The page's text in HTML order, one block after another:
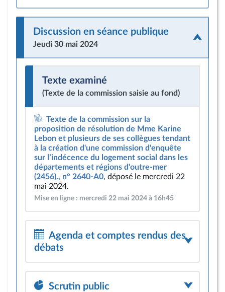
Discussion en séance publique
Jeudi 30 mai 2024
Texte examiné
(Texte de la commission saisie au fond)
Texte de la commission sur la
proposition de résolution de Mme Karine
Lebon et plusieurs de ses collègues tendant
à la création d'une commission d'enquête
sur l’indécence du logement social dans les
départements et régions d'outre-mer
(2456)., n° 2640-A0, déposé le mercredi 22
mai 2024.
Mise en ligne : mercredi 22 mai 2024 à 16h45
Agenda et comptes rendus des
débats
Scrutin public